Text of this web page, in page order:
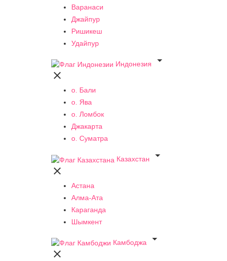
Варанаси
Джайпур
Ришикеш
Удайпур
Индонезия


о. Бали
о. Ява
о. Ломбок
Джакарта
о. Суматра
Казахстан


Астана
Алма-Ата
Караганда
Шымкент
Камбоджа

